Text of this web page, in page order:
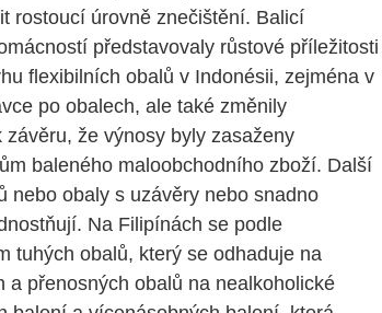
rostoucí úrovně znečištění. Balicí
představovaly růstové příležitosti
flexibilních obalů v Indonésii, zejména v
po obalech, ale také změnily
že výnosy byly zasaženy
baleného maloobchodního zboží. Další
nebo obaly s uzávěry nebo snadno
Na Filipínách se podle
tuhých obalů, který se odhaduje na
přenosných obalů na nealkoholické